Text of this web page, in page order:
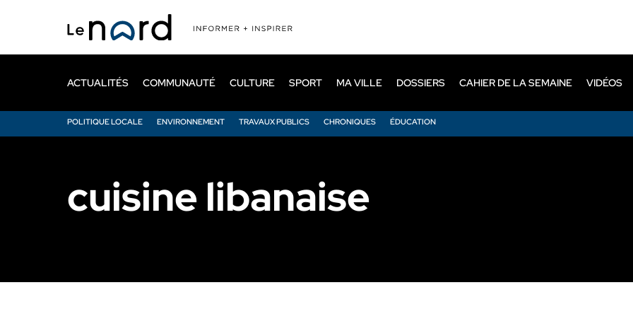
principal
ACTUALITÉS
POLITIQUE LOCALE ENVIRONNEMENT TRAVAUX PUBLICS CHRONIQUES ÉDUCATION
COMMUNAUTÉ CULTURE SPORT MA VILLE DOSSIERS CAHIER DE LA SEMAINE VIDÉOS
cuisine libanaise